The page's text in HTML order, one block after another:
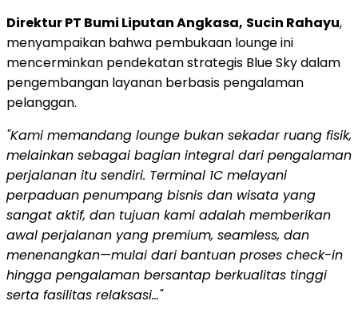
Direktur PT Bumi Liputan Angkasa, Sucin Rahayu,
menyampaikan bahwa pembukaan lounge ini
mencerminkan pendekatan strategis Blue Sky dalam
pengembangan layanan berbasis pengalaman
pelanggan.
"Kami memandang lounge bukan sekadar ruang fisik,
melainkan sebagai bagian integral dari pengalaman
perjalanan itu sendiri. Terminal 1C melayani
perpaduan penumpang bisnis dan wisata yang
sangat aktif, dan tujuan kami adalah memberikan
awal perjalanan yang premium, seamless, dan
menenangkan—mulai dari bantuan proses check-in
hingga pengalaman bersantap berkualitas tinggi
serta fasilitas relaksasi…"